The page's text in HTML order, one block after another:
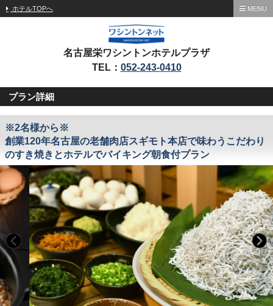
ホテルTOPへ MENU
名古屋栄ワシントンホテルプラザ
TEL： 052-243-0410
プラン詳細
※2名様から※
創業120年名古屋の老舗肉店スギモト本店で味わうこだわり
のすき焼きとホテルでバイキング朝食付プラン